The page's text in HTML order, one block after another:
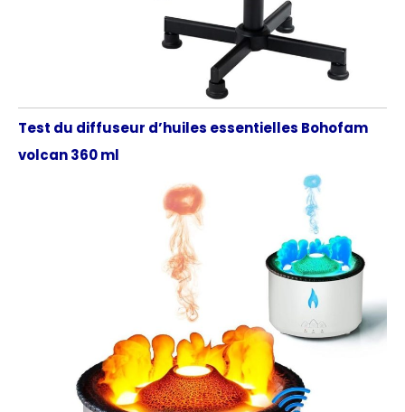
Test du diffuseur d’huiles essentielles Bohofam
volcan 360 ml